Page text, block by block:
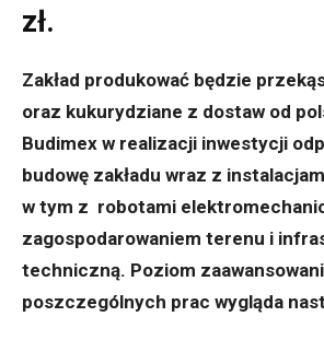
zł.
Zakład produkować będzie
oraz kukurydziane z dostaw od
Budimex w realizacji inwestycji
budowę zakładu wraz z
w tym z robotami
zagospodarowaniem terenu i
techniczną. Poziom
poszczególnych prac wygląda